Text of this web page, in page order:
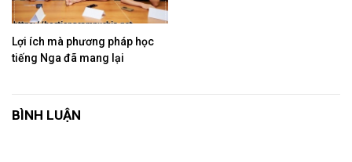
Lợi ích mà phương pháp học
tiếng Nga đã mang lại
BÌNH LUẬN